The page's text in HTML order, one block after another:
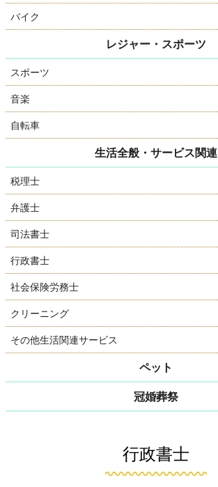
バイク
レジャー・スポーツ
スポーツ
音楽
自転車
生活全般・サービス関連
税理士
弁護士
司法書士
行政書士
社会保険労務士
クリーニング
その他生活関連サービス
ペット
冠婚葬祭
行政書士